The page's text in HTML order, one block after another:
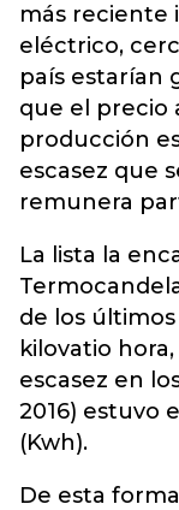
más reciente
eléctrico,
país estarían
que el precio
producción
escasez que
remunera
La lista la
de los
kilovatio
escasez en
2016) estuvo
(Kwh).
De esta